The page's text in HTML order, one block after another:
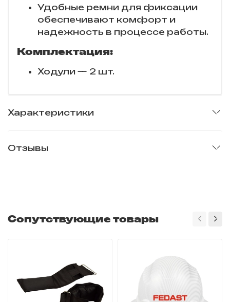
Удобные ремни для фиксации
обеспечивают комфорт и
надежность в процессе работы.
Комплектация:
Ходули — 2 шт.
Характеристики
Отзывы
Сопутствующие товары